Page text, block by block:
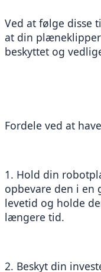
Ved at følge disse
at din
beskyttet og
Fordele ved at
1. Hold din
opbevare den i en
levetid og holde
længere tid.
2. Beskyt din